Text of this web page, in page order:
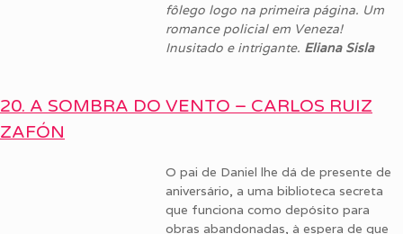
fôlego logo na primeira página. Um
romance policial em Veneza!
Inusitado e intrigante. Eliana Sisla
20. A SOMBRA DO VENTO – CARLOS RUIZ
ZAFÓN
O pai de Daniel lhe dá de presente de
aniversário, a uma biblioteca secreta
que funciona como depósito para
obras abandonadas, à espera de que